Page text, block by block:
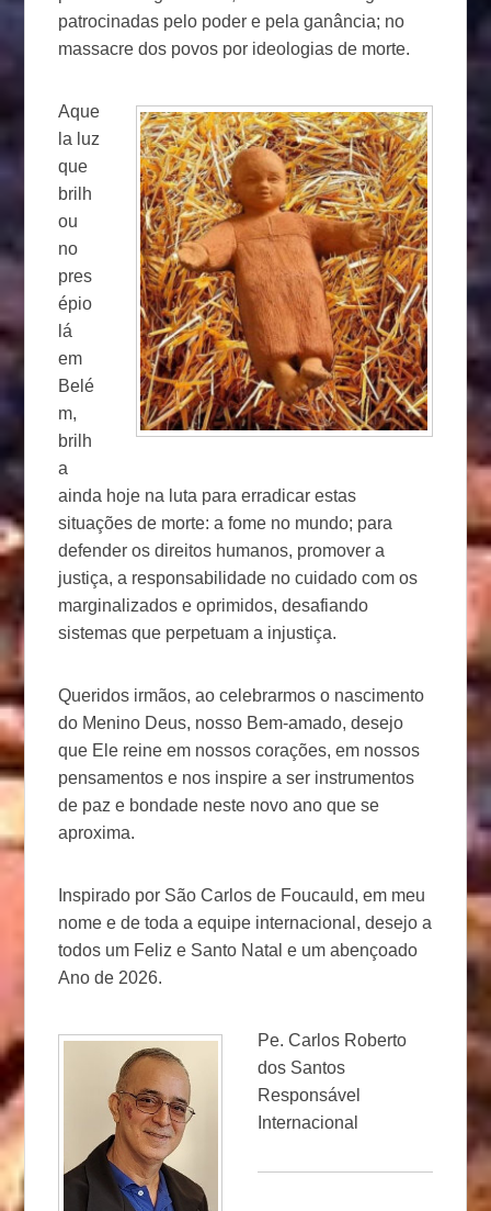
patrocinadas pelo poder e pela ganância; no
massacre dos povos por ideologias de morte.
Aque
la luz
que
brilh
ou
no
pres
épio
lá
em
Belé
m,
brilh
a
ainda hoje na luta para erradicar estas
situações de morte: a fome no mundo; para
defender os direitos humanos, promover a
justiça, a responsabilidade no cuidado com os
marginalizados e oprimidos, desafiando
sistemas que perpetuam a injustiça.
Queridos irmãos, ao celebrarmos o nascimento
do Menino Deus, nosso Bem-amado, desejo
que Ele reine em nossos corações, em nossos
pensamentos e nos inspire a ser instrumentos
de paz e bondade neste novo ano que se
aproxima.
Inspirado por São Carlos de Foucauld, em meu
nome e de toda a equipe internacional, desejo a
todos um Feliz e Santo Natal e um abençoado
Ano de 2026.
Pe. Carlos Roberto
dos Santos
Responsável
Internacional